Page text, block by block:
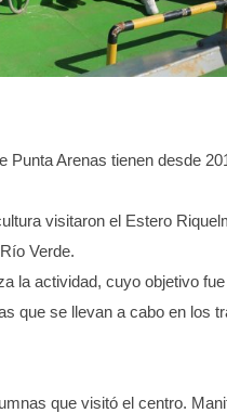
Punta Arenas tienen desde
visitaron el Estero
Verde.
la actividad, cuyo objetivo
que se llevan a cabo en los
que visitó el centro.